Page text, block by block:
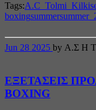
Tags:A.C_Tolmi_Kilkis
boxingsummer
Jun 28 2025 by Α.Σ Η
ΕΞΕΤΑΣΕΙΣ
BOXING